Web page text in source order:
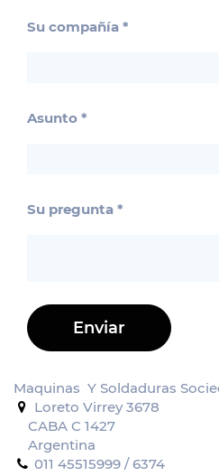
Su compañía
Asunto
Su pregunta
Enviar
Maquinas Y Soldaduras
Loreto Virrey 3678
CABA C 1427
Argentina
011 45515999 / 6374